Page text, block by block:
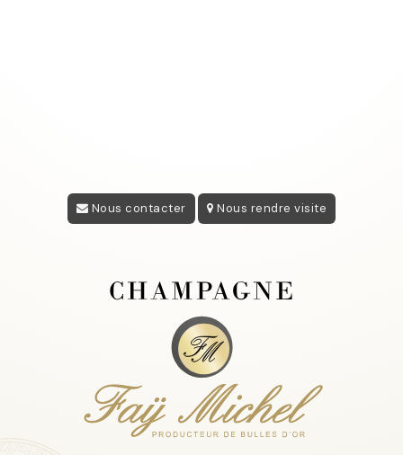
Nous contacter Nous rendre visite